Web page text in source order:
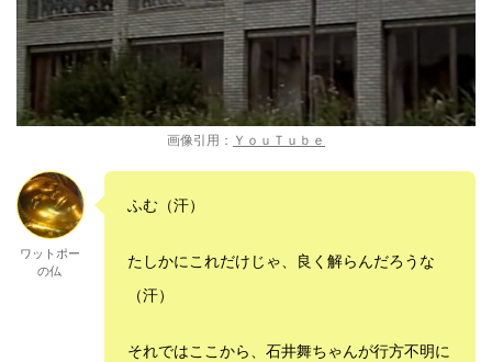
画像引用： ＹｏｕＴｕｂｅ
ワットポー
の仏
ふむ（汗）
たしかにこれだけじゃ、良く解らんだろうな
（汗）
それではここから、石井舞ちゃんが行方不明に